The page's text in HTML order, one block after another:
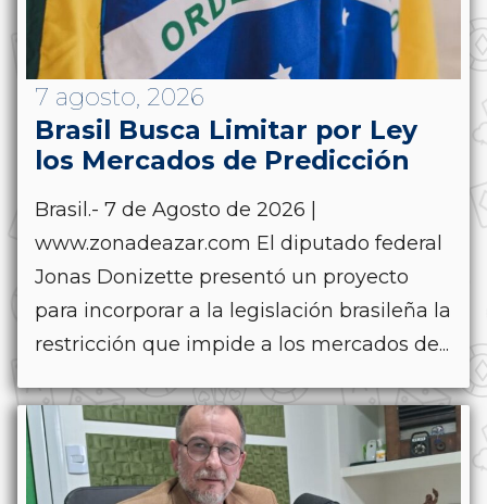
7 agosto, 2026
Brasil Busca Limitar por Ley
los Mercados de Predicción
Brasil.- 7 de Agosto de 2026 |
www.zonadeazar.com El diputado federal
Jonas Donizette presentó un proyecto
para incorporar a la legislación brasileña la
restricción que impide a los mercados de...